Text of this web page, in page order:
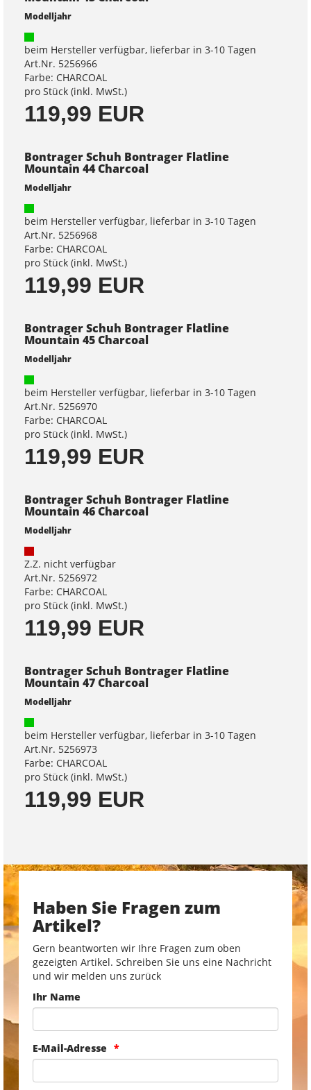
Modelljahr
beim Hersteller verfügbar, lieferbar in 3-10 Tagen
Art.Nr. 5256966
Farbe: CHARCOAL
pro Stück (inkl. MwSt.)
119,99 EUR
Bontrager Schuh Bontrager Flatline
Mountain 44 Charcoal
Modelljahr
beim Hersteller verfügbar, lieferbar in 3-10 Tagen
Art.Nr. 5256968
Farbe: CHARCOAL
pro Stück (inkl. MwSt.)
119,99 EUR
Bontrager Schuh Bontrager Flatline
Mountain 45 Charcoal
Modelljahr
beim Hersteller verfügbar, lieferbar in 3-10 Tagen
Art.Nr. 5256970
Farbe: CHARCOAL
pro Stück (inkl. MwSt.)
119,99 EUR
Bontrager Schuh Bontrager Flatline
Mountain 46 Charcoal
Modelljahr
Z.Z. nicht verfügbar
Art.Nr. 5256972
Farbe: CHARCOAL
pro Stück (inkl. MwSt.)
119,99 EUR
Bontrager Schuh Bontrager Flatline
Mountain 47 Charcoal
Modelljahr
beim Hersteller verfügbar, lieferbar in 3-10 Tagen
Art.Nr. 5256973
Farbe: CHARCOAL
pro Stück (inkl. MwSt.)
119,99 EUR
Haben Sie Fragen zum
Artikel?
Gern beantworten wir Ihre Fragen zum oben
gezeigten Artikel. Schreiben Sie uns eine Nachricht
und wir melden uns zurück
Ihr Name
E-Mail-Adresse